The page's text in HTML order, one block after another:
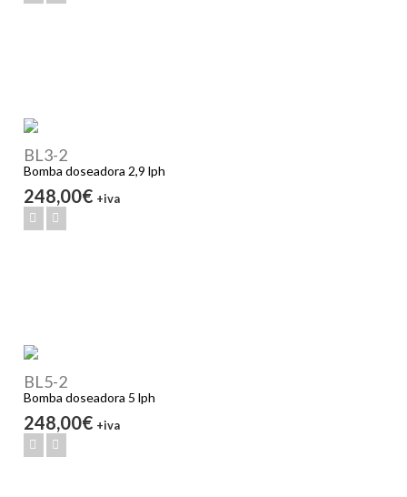
BL3-2
Bomba doseadora 2,9 lph
248,00€ +iva
BL5-2
Bomba doseadora 5 lph
248,00€ +iva